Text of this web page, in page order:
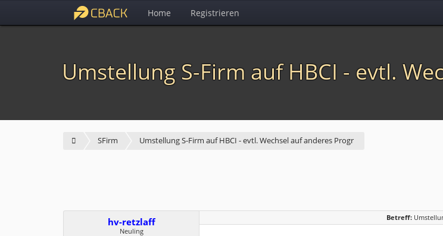
Home Registrieren
Umstellung S-Firm auf HBCI - evtl.
SFirm Umstellung S-Firm auf HBCI - evtl. Wechsel auf anderes Progr
hv-retzlaff
Neuling
Betreff: